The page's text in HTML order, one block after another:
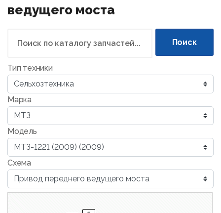
ведущего моста
Поиск
Тип техники
Марка
Модель
Схема